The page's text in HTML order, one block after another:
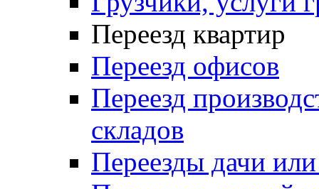
Переезд квартир
Переезд офисов
Переезд
складов
Переезды дачи